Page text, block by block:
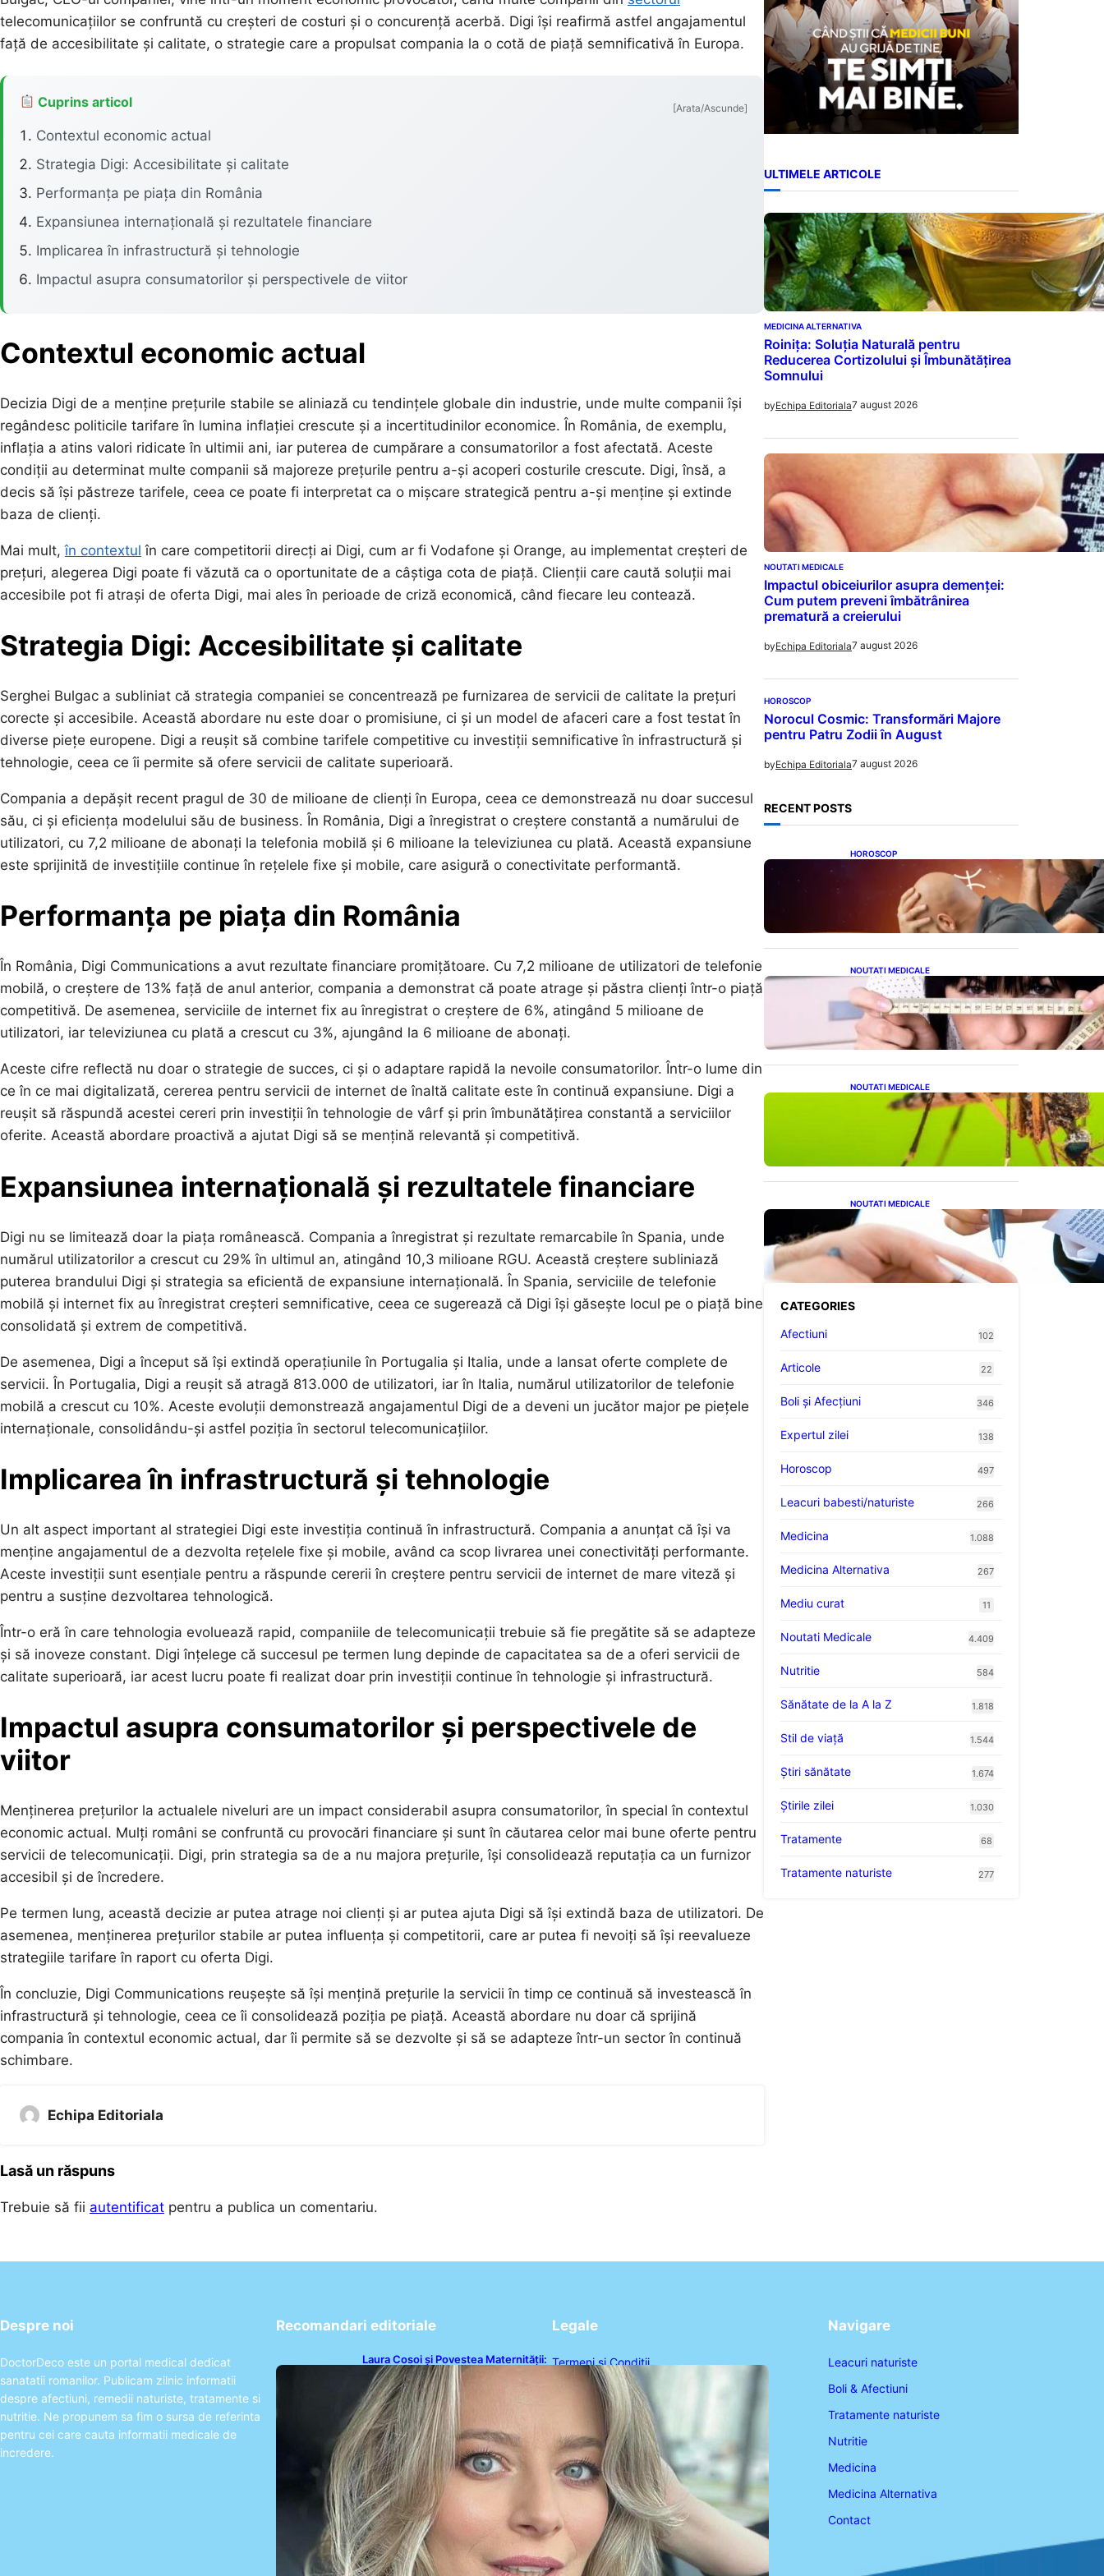
telecomunicațiilor se confruntă cu creșteri de costuri și o concurență acerbă. Digi își reafirmă astfel angajamentul
față de accesibilitate și calitate, o strategie care a propulsat compania la o cotă de piață semnificativă în Europa.
Cuprins articol [Arata/Ascunde]
Contextul economic actual
Strategia Digi: Accesibilitate și calitate
Performanța pe piața din România
Expansiunea internațională și rezultatele financiare
Implicarea în infrastructură și tehnologie
Impactul asupra consumatorilor și perspectivele de viitor
Contextul economic actual
Decizia Digi de a menține prețurile stabile se aliniază cu tendințele globale din industrie, unde multe companii își
regândesc politicile tarifare în lumina inflației crescute și a incertitudinilor economice. În România, de exemplu,
inflația a atins valori ridicate în ultimii ani, iar puterea de cumpărare a consumatorilor a fost afectată. Aceste
condiții au determinat multe companii să majoreze prețurile pentru a-și acoperi costurile crescute. Digi, însă, a
decis să își păstreze tarifele, ceea ce poate fi interpretat ca o mișcare strategică pentru a-și menține și extinde
baza de clienți.
Mai mult,în contextul în care competitorii direcți ai Digi, cum ar fi Vodafone și Orange, au implementat creșteri de
prețuri, alegerea Digi poate fi văzută ca o oportunitate de a câștiga cota de piață. Clienții care caută soluții mai
accesibile pot fi atrași de oferta Digi, mai ales în perioade de criză economică, când fiecare leu contează.
Strategia Digi: Accesibilitate și calitate
Serghei Bulgac a subliniat că strategia companiei se concentrează pe furnizarea de servicii de calitate la prețuri
corecte și accesibile. Această abordare nu este doar o promisiune, ci și un model de afaceri care a fost testat în
diverse piețe europene. Digi a reușit să combine tarifele competitive cu investiții semnificative în infrastructură și
tehnologie, ceea ce îi permite să ofere servicii de calitate superioară.
Compania a depășit recent pragul de 30 de milioane de clienți în Europa, ceea ce demonstrează nu doar succesul
său, ci și eficiența modelului său de business. În România, Digi a înregistrat o creștere constantă a numărului de
utilizatori, cu 7,2 milioane de abonați la telefonia mobilă și 6 milioane la televiziunea cu plată. Această expansiune
este sprijinită de investițiile continue în rețelele fixe și mobile, care asigură o conectivitate performantă.
Performanța pe piața din România
În România, Digi Communications a avut rezultate financiare promițătoare. Cu 7,2 milioane de utilizatori de telefonie
mobilă, o creștere de 13% față de anul anterior, compania a demonstrat că poate atrage și păstra clienți într-o piață
competitivă. De asemenea, serviciile de internet fix au înregistrat o creștere de 6%, atingând 5 milioane de
utilizatori, iar televiziunea cu plată a crescut cu 3%, ajungând la 6 milioane de abonați.
Aceste cifre reflectă nu doar o strategie de succes, ci și o adaptare rapidă la nevoile consumatorilor. Într-o lume din
ce în ce mai digitalizată, cererea pentru servicii de internet de înaltă calitate este în continuă expansiune. Digi a
reușit să răspundă acestei cereri prin investiții în tehnologie de vârf și prin îmbunătățirea constantă a serviciilor
oferite. Această abordare proactivă a ajutat Digi să se mențină relevantă și competitivă.
Expansiunea internațională și rezultatele financiare
Digi nu se limitează doar la piața românească. Compania a înregistrat și rezultate remarcabile în Spania, unde
numărul utilizatorilor a crescut cu 29% în ultimul an, atingând 10,3 milioane RGU. Această creștere subliniază
puterea brandului Digi și strategia sa eficientă de expansiune internațională. În Spania, serviciile de telefonie
mobilă și internet fix au înregistrat creșteri semnificative, ceea ce sugerează că Digi își găsește locul pe o piață bine
consolidată și extrem de competitivă.
De asemenea, Digi a început să își extindă operațiunile în Portugalia și Italia, unde a lansat oferte complete de
servicii. În Portugalia, Digi a reușit să atragă 813.000 de utilizatori, iar în Italia, numărul utilizatorilor de telefonie
mobilă a crescut cu 10%. Aceste evoluții demonstrează angajamentul Digi de a deveni un jucător major pe piețele
internaționale, consolidându-și astfel poziția în sectorul telecomunicațiilor.
Implicarea în infrastructură și tehnologie
Un alt aspect important al strategiei Digi este investiția continuă în infrastructură. Compania a anunțat că își va
menține angajamentul de a dezvolta rețelele fixe și mobile, având ca scop livrarea unei conectivități performante.
Aceste investiții sunt esențiale pentru a răspunde cererii în creștere pentru servicii de internet de mare viteză și
pentru a susține dezvoltarea tehnologică.
Într-o eră în care tehnologia evoluează rapid, companiile de telecomunicații trebuie să fie pregătite să se adapteze
și să inoveze constant. Digi înțelege că succesul pe termen lung depinde de capacitatea sa de a oferi servicii de
calitate superioară, iar acest lucru poate fi realizat doar prin investiții continue în tehnologie și infrastructură.
Impactul asupra consumatorilor și perspectivele de
viitor
Menținerea prețurilor la actualele niveluri are un impact considerabil asupra consumatorilor, în special în contextul
economic actual. Mulți români se confruntă cu provocări financiare și sunt în căutarea celor mai bune oferte pentru
servicii de telecomunicații. Digi, prin strategia sa de a nu majora prețurile, își consolidează reputația ca un furnizor
accesibil și de încredere.
Pe termen lung, această decizie ar putea atrage noi clienți și ar putea ajuta Digi să își extindă baza de utilizatori. De
asemenea, menținerea prețurilor stabile ar putea influența și competitorii, care ar putea fi nevoiți să își reevalueze
strategiile tarifare în raport cu oferta Digi.
În concluzie, Digi Communications reușește să își mențină prețurile la servicii în timp ce continuă să investească în
infrastructură și tehnologie, ceea ce îi consolidează poziția pe piață. Această abordare nu doar că sprijină
compania în contextul economic actual, dar îi permite să se dezvolte și să se adapteze într-un sector în continuă
schimbare.
Echipa Editoriala
Lasă un răspuns
Trebuie să fii autentificat pentru a publica un comentariu.
ULTIMELE ARTICOLE
MEDICINA ALTERNATIVA
Roinița: Soluția Naturală pentru
Reducerea Cortizolului și Îmbunătățirea
Somnului
byEchipa Editoriala7 august 2026
NOUTATI MEDICALE
Impactul obiceiurilor asupra demenței:
Cum putem preveni îmbătrânirea
prematură a creierului
byEchipa Editoriala7 august 2026
HOROSCOP
Norocul Cosmic: Transformări Majore
pentru Patru Zodii în August
byEchipa Editoriala7 august 2026
RECENT POSTS
HOROSCOP
Mituri și Realități: Ce Spun
Astrologii Despre Sufletele
Bătrâne și Lunile de Naștere
NOUTATI MEDICALE
Inovație Revoluționară în
Tratamentul Obezității:
Gastroplastie Endoscopică
fără Bisturiu
NOUTATI MEDICALE
Virusul West Nile: O
Amenințare Tot Mai
Aproape pentru România și
NOUTATI MEDICALE
Acordul României cu Banca
Mondială: O Analiză
Detaliată a Împrumutului și
Condițiilor Impuse
CATEGORIES
Afectiuni
102
Articole 22
Boli și Afecțiuni 346
Expertul zilei 138
Horoscop 497
Leacuri babesti/naturiste 266
Medicina 1.088
Medicina Alternativa 267
Mediu curat 11
Noutati Medicale 4.409
Nutritie 584
Sănătate de la A la Z 1.818
Stil de viaţă 1.544
Ştiri sănătate 1.674
Știrile zilei 1.030
Tratamente 68
Tratamente naturiste 277
Despre noi
DoctorDeco este un portal medical dedicat
sanatatii romanilor. Publicam zilnic informatii
despre afectiuni, remedii naturiste, tratamente si
nutritie. Ne propunem sa fim o sursa de referinta
pentru cei care cauta informatii medicale de
incredere.
Recomandari editoriale
Laura Cosoi și Povestea Maternității:
O Călătorie Plină de Dragoste și
Provocări
Legale
Termeni și Condiții
Politica de Confidențialitate
Politica de Cookies
Disclaimer
Contact
Navigare
Leacuri naturiste
Boli & Afectiuni
Tratamente naturiste
Nutritie
Medicina
Medicina Alternativa
Contact